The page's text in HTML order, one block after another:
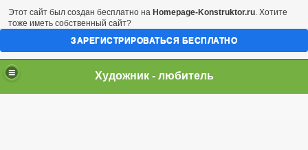
Художник - любитель
Этот сайт был создан бесплатно на Homepage-Konstruktor.ru. Хотите
тоже иметь собственный сайт?
ЗАРЕГИСТРИРОВАТЬСЯ БЕСПЛАТНО